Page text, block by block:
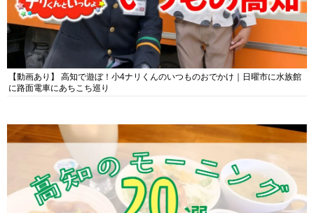
【動画あり】 高知で遊ぼ！小4ナリくんのいつものおでかけ｜日曜市に水族館
に路面電車にあちこち巡り